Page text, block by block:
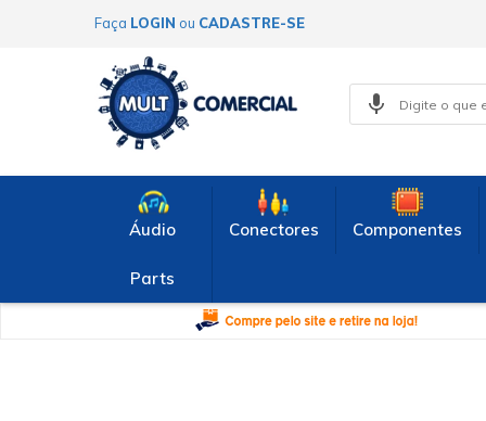
Faça LOGIN ou CADASTRE-SE
Áudio
Parts
Conectores Componentes